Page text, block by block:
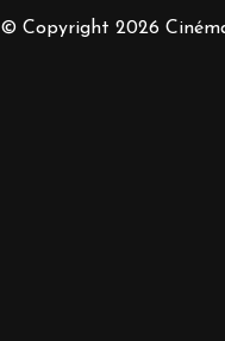
© Copyright 2026